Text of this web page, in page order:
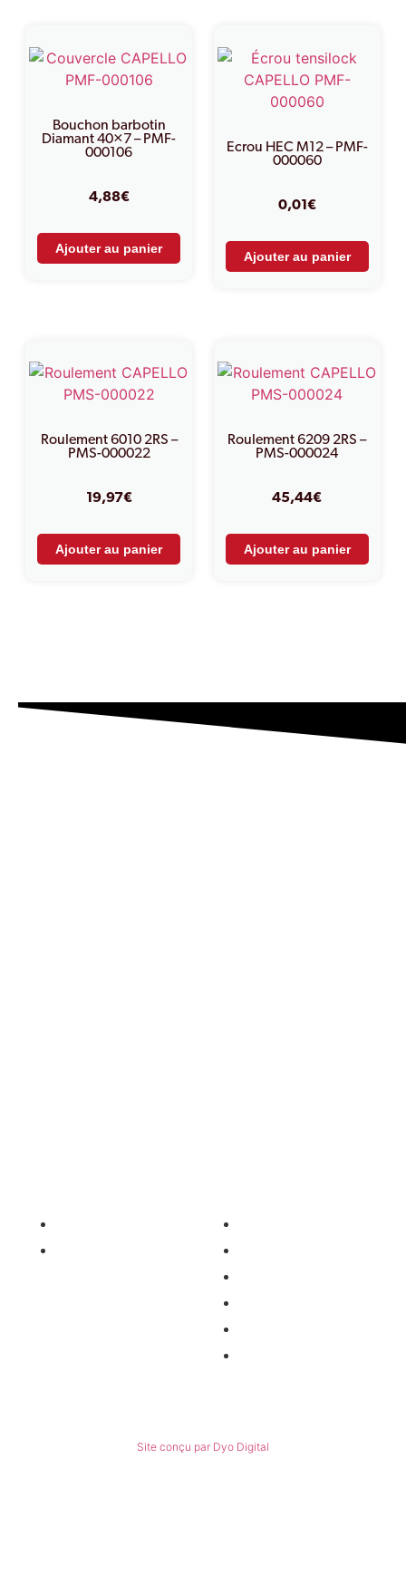
Bouchon barbotin
Diamant 40×7 – PMF-
000106
4,88€
Ajouter au panier
Ecrou HEC M12 – PMF-
000060
0,01 €
Ajouter au panier
Roulement 6010 2RS –
PMS-000022
19,97€
Ajouter au panier
Roulement 6209 2RS –
PMS-000024
45,44€
Ajouter au panier
Site conçu par Dyo Digital